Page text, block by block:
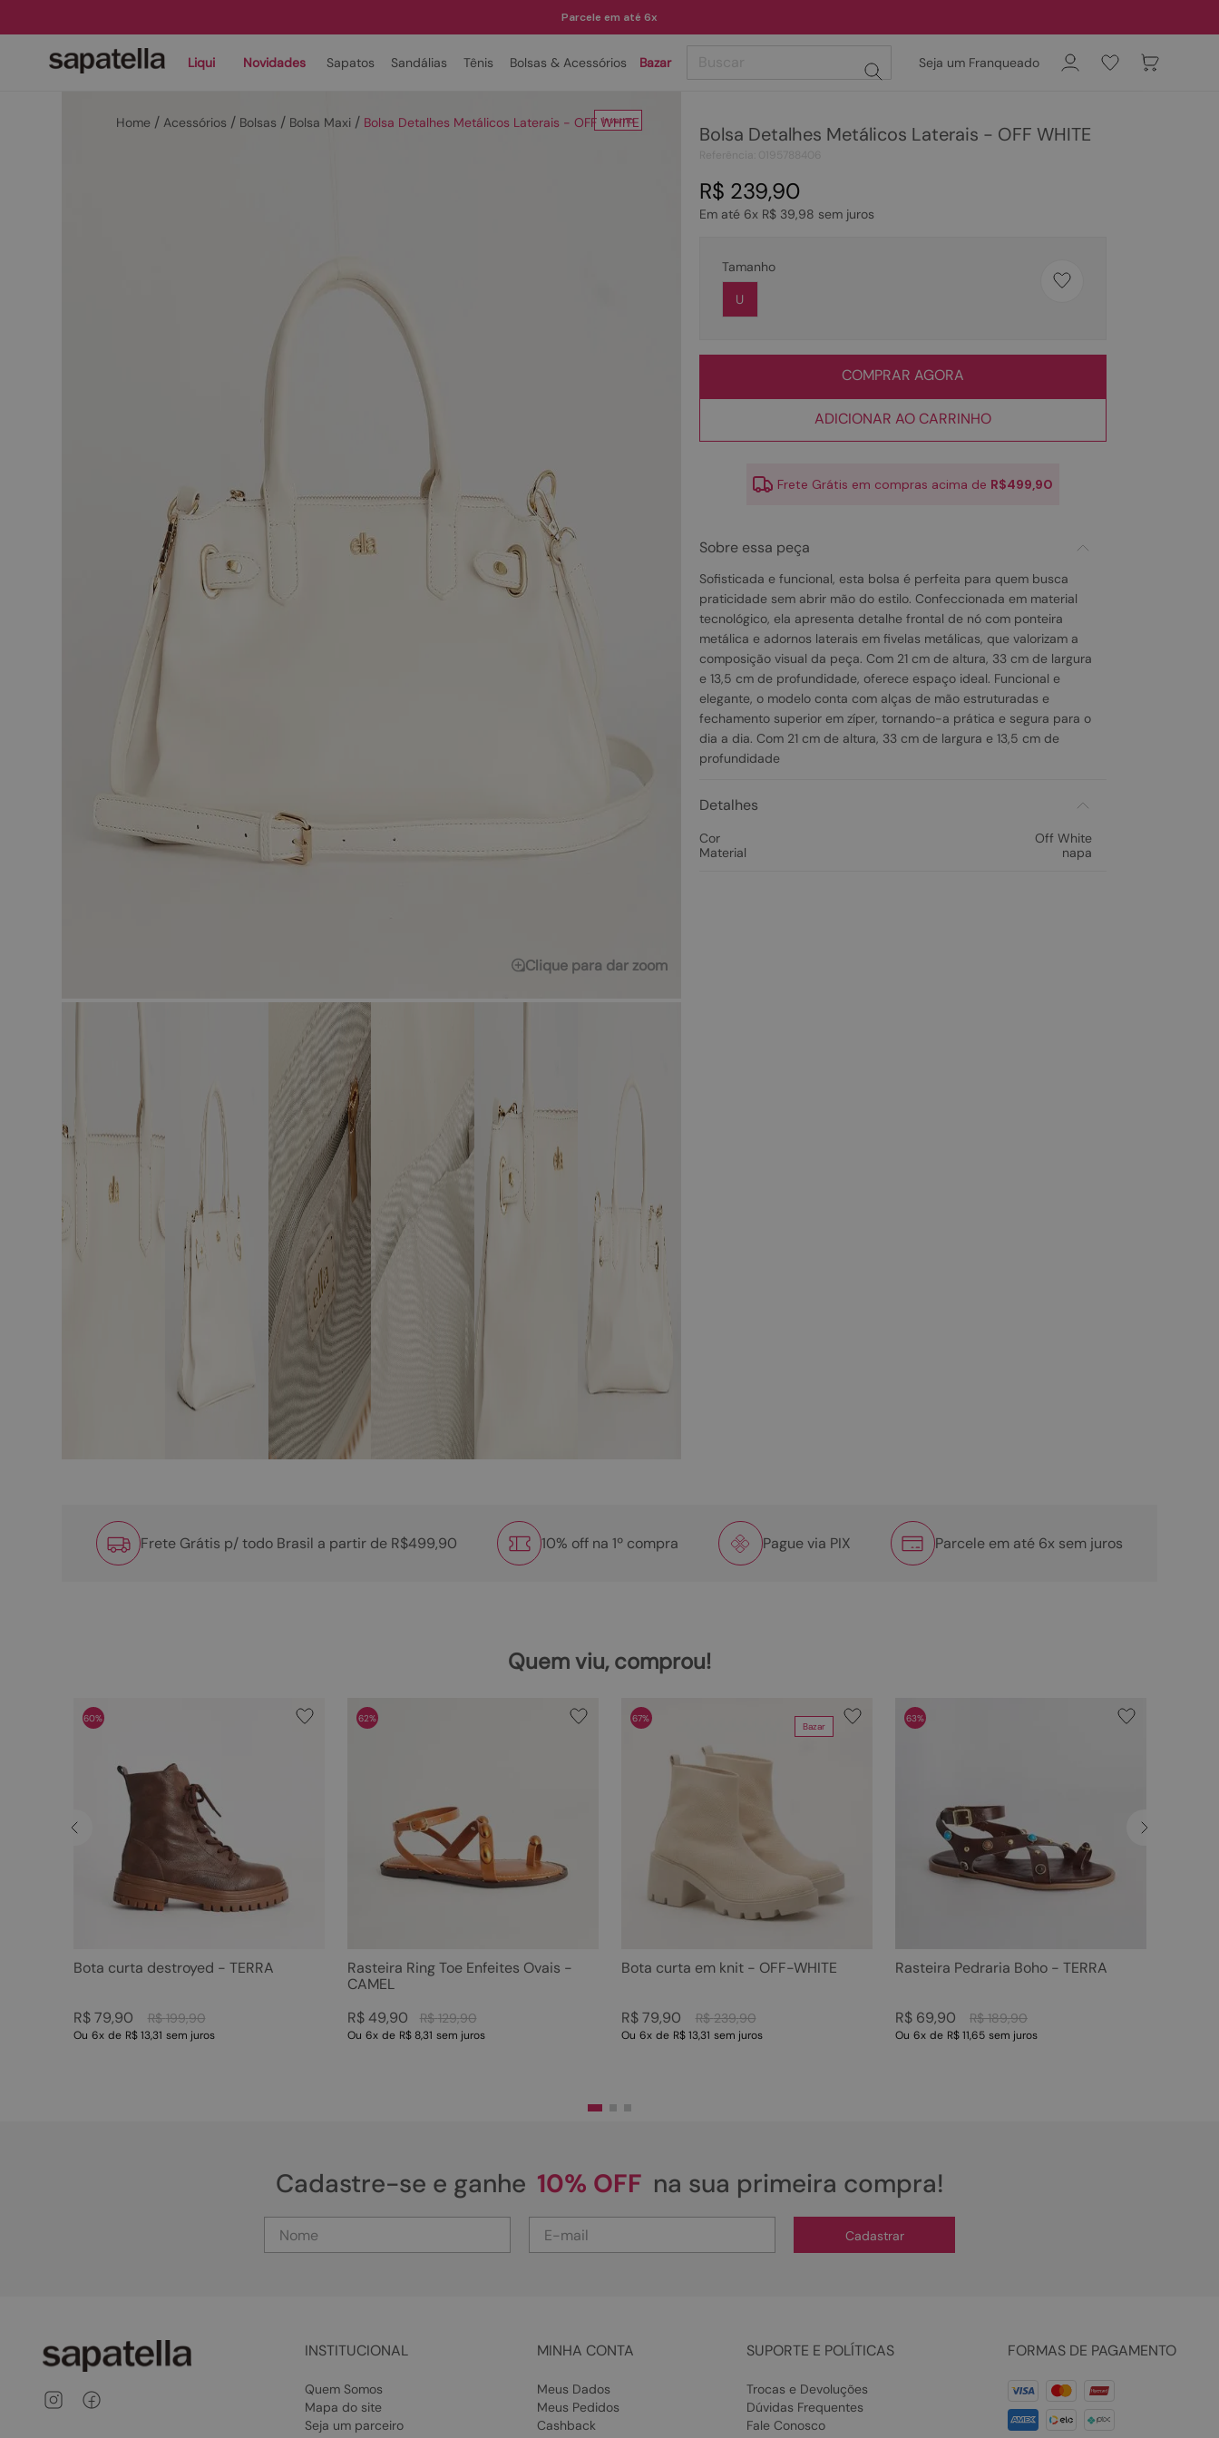
Parcele em até 6x
Liqui Novidades Sapatos Sandálias Tênis Bolsas & Acessórios Bazar Seja um Franqueado
Acessórios Bolsas Bolsa Maxi Bolsa Detalhes Metálicos Laterais - OFF WHITE
Inverno
Clique para dar zoom
Bolsa Detalhes Metálicos Laterais - OFF WHITE
R$ 239,90
Em até 6x R$ 39,98 sem juros
Tamanho
U
COMPRAR AGORA
ADICIONAR AO CARRINHO
Frete Grátis em compras acima de R$499,90
Sobre essa peça
Sofisticada e funcional, esta bolsa é perfeita para quem busca
praticidade sem abrir mão do estilo. Confeccionada em material
tecnológico, ela apresenta detalhe frontal de nó com ponteira
metálica e adornos laterais em fivelas metálicas, que valorizam a
composição visual da peça. Com 21 cm de altura, 33 cm de largura
e 13,5 cm de profundidade, oferece espaço ideal. Funcional e
elegante, o modelo conta com alças de mão estruturadas e
fechamento superior em zíper, tornando-a prática e segura para o
dia a dia. Com 21 cm de altura, 33 cm de largura e 13,5 cm de
profundidade
Detalhes
Cor
Off White
Material
napa
Frete Grátis p/ todo Brasil a partir de R$499,90 10% off na 1º compra Pague via PIX Parcele em até 6x sem juros
Quem viu, comprou!
60%
Bota curta destroyed - TERRA
R$ 199,90
R$ 79,90
Ou 6x de R$ 13,31 sem juros
62%
Rasteira Ring Toe Enfeites Ovais -
CAMEL
R$ 129,90
R$ 49,90
Ou 6x de R$ 8,31 sem juros
Bazar
67%
Bota curta em knit - OFF-WHITE
R$ 239,90
R$ 79,90
Ou 6x de R$ 13,31 sem juros
63%
Rasteira Pedraria Boho - TERRA
R$ 189,90
R$ 69,90
Ou 6x de R$ 11,65 sem juros
Cadastre-se e ganhe 10% OFF na sua primeira compra!
Cadastrar
INSTITUCIONAL
Quem Somos
Mapa do site
Seja um parceiro
MINHA CONTA
Meus Dados
Meus Pedidos
Cashback
SUPORTE E POLÍTICAS
Trocas e Devoluções
Dúvidas Frequentes
Fale Conosco
FORMAS DE PAGAMENTO
TERMOS MAIS BUSCADOS
sapatilha